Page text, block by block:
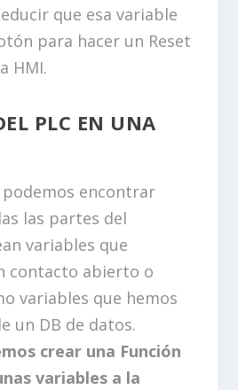
que esa variable
para hacer un Reset
HMI.
PLC EN UNA
encontrar
las partes del
variables que
contacto abierto o
variables que hemos
un DB de datos.
crear una Función
variables a la